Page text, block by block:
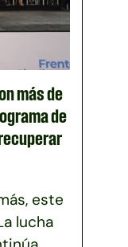
más de
de
este
lucha